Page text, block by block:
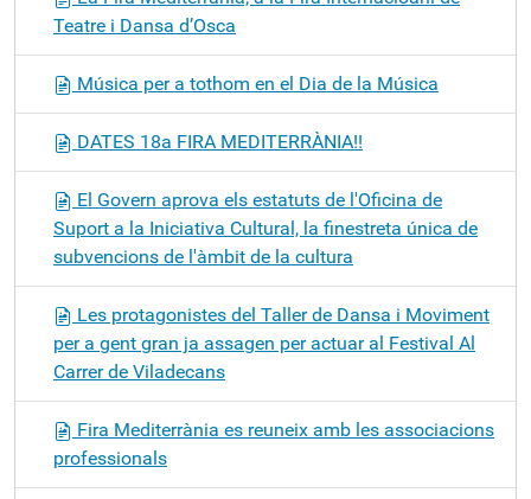
Teatre i Dansa d’Osca
Música per a tothom en el Dia de la Música
DATES 18a FIRA MEDITERRÀNIA!!
El Govern aprova els estatuts de l'Oficina de
Suport a la Iniciativa Cultural, la finestreta única de
subvencions de l'àmbit de la cultura
Les protagonistes del Taller de Dansa i Moviment
per a gent gran ja assagen per actuar al Festival Al
Carrer de Viladecans
Fira Mediterrània es reuneix amb les associacions
professionals